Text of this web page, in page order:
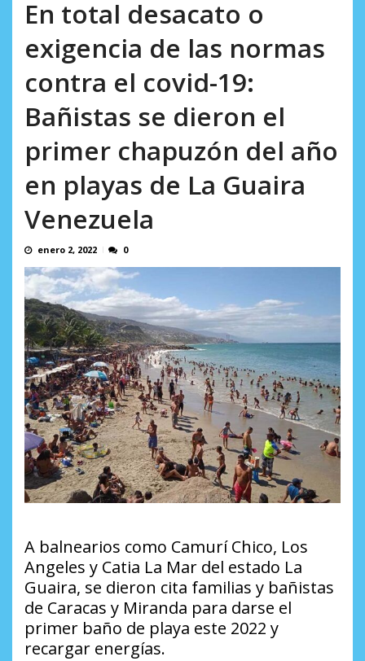
En total desacato o
exigencia de las normas
contra el covid-19:
Bañistas se dieron el
primer chapuzón del año
en playas de La Guaira
Venezuela
enero 2, 2022 0
A balnearios como Camurí Chico, Los
Angeles y Catia La Mar del estado La
Guaira, se dieron cita familias y bañistas
de Caracas y Miranda para darse el
primer baño de playa este 2022 y
recargar energías.